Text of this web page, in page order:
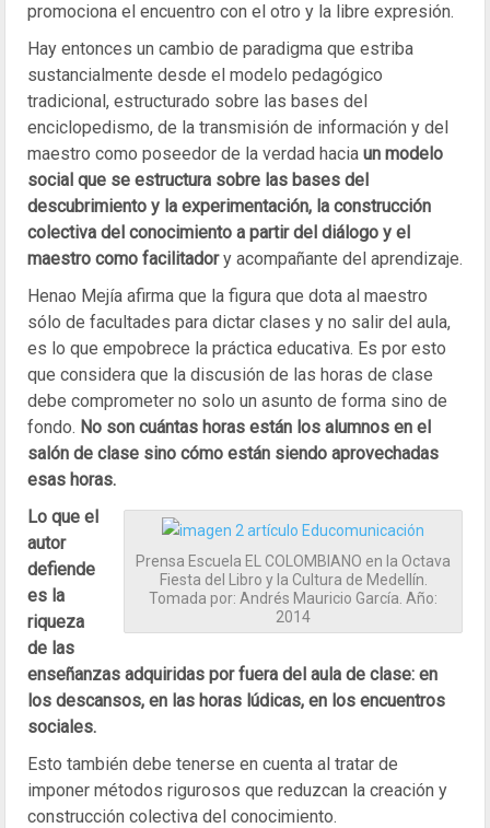
promociona el encuentro con el otro y la libre expresión.
Hay entonces un cambio de paradigma que estriba
sustancialmente desde el modelo pedagógico
tradicional, estructurado sobre las bases del
enciclopedismo, de la transmisión de información y del
maestro como poseedor de la verdad hacia un modelo
social que se estructura sobre las bases del
descubrimiento y la experimentación, la construcción
colectiva del conocimiento a partir del diálogo y el
maestro como facilitadory acompañante del aprendizaje.
Henao Mejía afirma que la figura que dota al maestro
sólo de facultades para dictar clases y no salir del aula,
es lo que empobrece la práctica educativa. Es por esto
que considera que la discusión de las horas de clase
debe comprometer no solo un asunto de forma sino de
fondo. No son cuántas horas están los alumnos en el
salón de clase sino cómo están siendo aprovechadas
esas horas.
Prensa Escuela EL COLOMBIANO en la Octava
Fiesta del Libro y la Cultura de Medellín.
Tomada por: Andrés Mauricio García. Año:
2014
Lo que el
autor
defiende
es la
riqueza
de las
enseñanzas adquiridas por fuera del aula de clase: en
los descansos, en las horas lúdicas, en los encuentros
sociales.
Esto también debe tenerse en cuenta al tratar de
imponer métodos rigurosos que reduzcan la creación y
construcción colectiva del conocimiento.